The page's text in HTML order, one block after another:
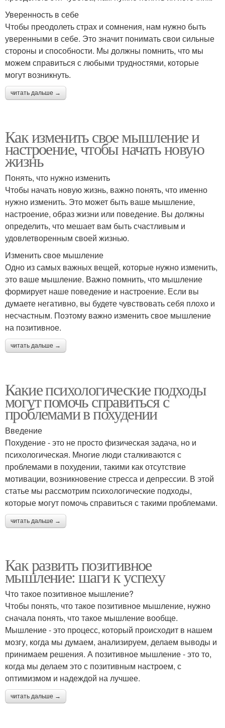
Уверенность в себе
Чтобы преодолеть страх и сомнения, нам нужно быть
уверенными в себе. Это значит понимать свои сильные
стороны и способности. Мы должны помнить, что мы
можем справиться с любыми трудностями, которые
могут возникнуть.
читать дальше →
Как изменить свое мышление и
настроение, чтобы начать новую
жизнь
Понять, что нужно изменить
Чтобы начать новую жизнь, важно понять, что именно
нужно изменить. Это может быть ваше мышление,
настроение, образ жизни или поведение. Вы должны
определить, что мешает вам быть счастливым и
удовлетворенным своей жизнью.
Изменить свое мышление
Одно из самых важных вещей, которые нужно изменить,
это ваше мышление. Важно помнить, что мышление
формирует наше поведение и настроение. Если вы
думаете негативно, вы будете чувствовать себя плохо и
несчастным. Поэтому важно изменить свое мышление
на позитивное.
читать дальше →
Какие психологические подходы
могут помочь справиться с
проблемами в похудении
Введение
Похудение - это не просто физическая задача, но и
психологическая. Многие люди сталкиваются с
проблемами в похудении, такими как отсутствие
мотивации, возникновение стресса и депрессии. В этой
статье мы рассмотрим психологические подходы,
которые могут помочь справиться с такими проблемами.
читать дальше →
Как развить позитивное
мышление: шаги к успеху
Что такое позитивное мышление?
Чтобы понять, что такое позитивное мышление, нужно
сначала понять, что такое мышление вообще.
Мышление - это процесс, который происходит в нашем
мозгу, когда мы думаем, анализируем, делаем выводы и
принимаем решения. А позитивное мышление - это то,
когда мы делаем это с позитивным настроем, с
оптимизмом и надеждой на лучшее.
читать дальше →